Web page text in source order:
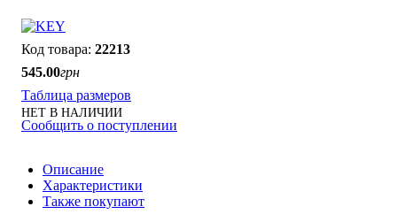
22213
545.00грн
Таблица размеров
НЕТ В НАЛИЧИИ
Сообщить о поступлении
Описание
Характеристики
Также покупают